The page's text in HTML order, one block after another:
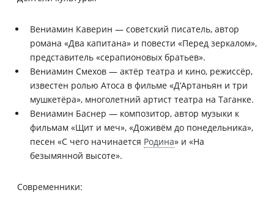
Вениамин Каверин — советский писатель, автор
романа «Два капитана» и повести «Перед зеркалом»,
представитель «серапионовых братьев».
Вениамин Смехов — актёр театра и кино, режиссёр,
известен ролью Атоса в фильме «Д’Артаньян и три
мушкетёра», многолетний артист театра на Таганке.
Вениамин Баснер — композитор, автор музыки к
фильмам «Щит и меч», «Доживём до понедельника»,
песен «С чего начинается Родина» и «На
безымянной высоте».
Современники: